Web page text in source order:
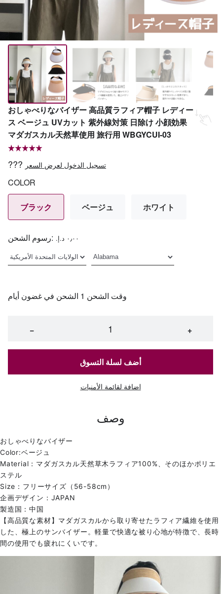
おしゃべりなバイザー 高品質ラフィア帽子 レディー
ス ベージュ UVカット 紫外線対策 日除け 小顔効果
マダガスカル天然草使用 旅行用 WBGYCUI-03
??? تسجيل الدخول لعرض السعر
COLOR
ブラック ベージュ ホワイト
رسوم الشحن: ٠٫٠٠ د.إ.‏
وقت الشحن 1 الشحن في غضون أيام
− +
أضف لسلة التسوق
اضافة لقائمة الأمنيات
وصف
おしゃべりなバイザー
Color:ベージュ
Material：マダガスカル天然草木ラフィア100%、そのほかポリエ
ステル
Size：フリーサイズ（56-58cm）
企画デザイン：JAPAN
製造国：中国
【高品質な素材】マダガスカルから取り寄せたラフィア繊維を使用
した、極上のサンバイザー。軽量で快適な被り心地が特徴で、長時
間の使用でも疲れにくいです。